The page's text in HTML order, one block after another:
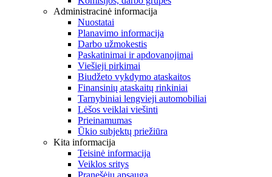
Administracinė informacija
Nuostatai
Planavimo informacija
Darbo užmokestis
Paskatinimai ir apdovanojimai
Viešieji pirkimai
Biudžeto vykdymo ataskaitos
Finansinių ataskaitų rinkiniai
Tarnybiniai lengvieji automobiliai
Lėšos veiklai viešinti
Prieinamumas
Ūkio subjektų priežiūra
Kita informacija
Teisinė informacija
Veiklos sritys